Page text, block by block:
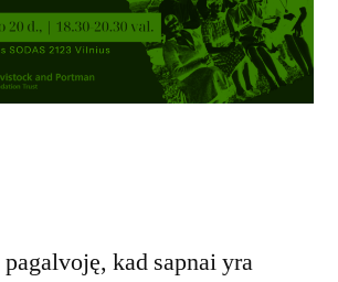
kad sapnai yra